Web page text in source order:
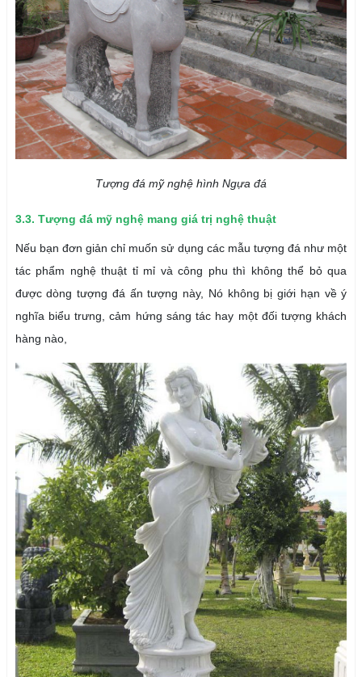
Tượng đá mỹ nghệ hình Ngựa đá
3.3. Tượng đá mỹ nghệ mang giá trị nghệ thuật
Nếu bạn đơn giản chỉ muốn sử dụng các mẫu tượng đá như một
tác phẩm nghệ thuật tỉ mỉ và công phu thì không thể bỏ qua
được dòng tượng đá ấn tượng này, Nó không bị giới hạn về ý
nghĩa biểu trưng, cảm hứng sáng tác hay một đối tượng khách
hàng nào,